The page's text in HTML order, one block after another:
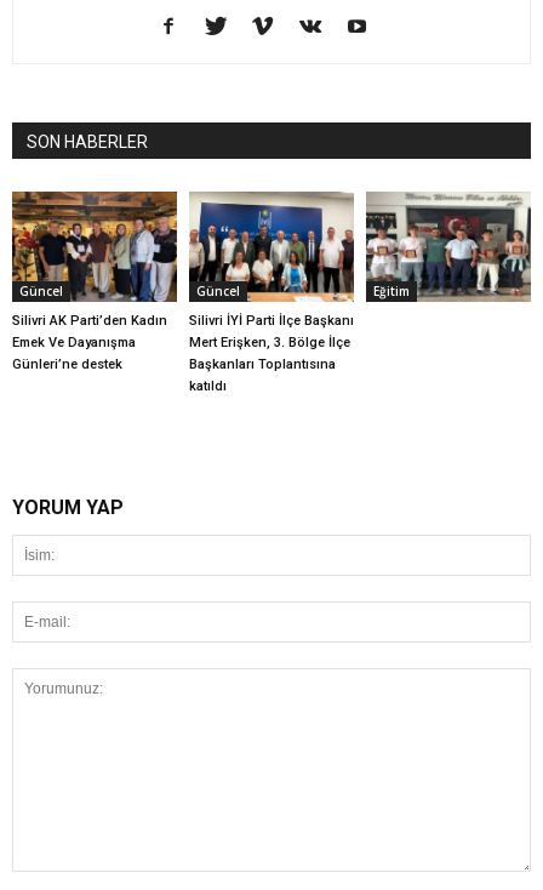
SON HABERLER
Güncel
Silivri AK Parti’den Kadın
Emek Ve Dayanışma
Günleri’ne destek
Güncel
Silivri İYİ Parti İlçe Başkanı
Mert Erişken, 3. Bölge İlçe
Başkanları Toplantısına
katıldı
Eğitim
YORUM YAP